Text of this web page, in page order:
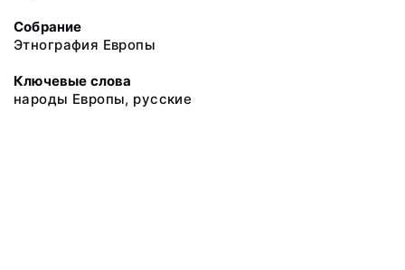
Собрание
Этнография Европы
Ключевые слова
народы Европы, русские